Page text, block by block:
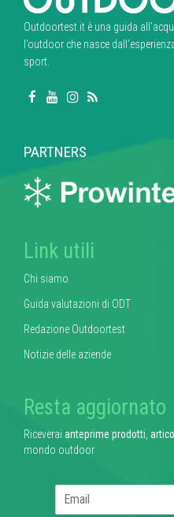
Outdoortest.it è una guida
l’outdoor che nasce
sport.
PARTNERS
Link utili
Chi siamo
Guida valutazioni di ODT
Redazione Outdoortest
Notizie delle aziende
Resta aggiornato
Riceverai anteprime prodotti
mondo outdoor